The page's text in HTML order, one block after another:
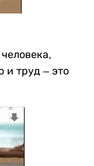
и труд – это